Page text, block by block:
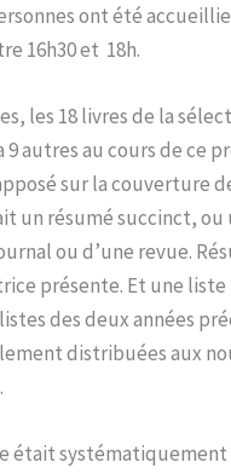
ont été
16h30 et 18h.
les 18 livres de la
9 autres au cours de ce
sur la couverture
un résumé succinct,
ou d’une revue.
présente. Et une liste
des deux années
distribuées aux
était systématiquement